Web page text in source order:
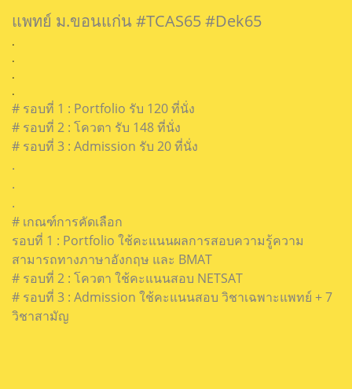
แพทย์ ม.ขอนแก่น #TCAS65 #Dek65
.
.
.
.
# รอบที่ 1 : Portfolio รับ 120 ที่นั่ง
# รอบที่ 2 : โควตา รับ 148 ที่นั่ง
# รอบที่ 3 : Admission รับ 20 ที่นั่ง
.
.
.
# เกณฑ์การคัดเลือก
รอบที่ 1 : Portfolio ใช้คะแนนผลการสอบความรู้ความ
สามารถทางภาษาอังกฤษ และ BMAT
# รอบที่ 2 : โควตา ใช้คะแนนสอบ NETSAT
# รอบที่ 3 : Admission ใช้คะแนนสอบ วิชาเฉพาะแพทย์ + 7
วิชาสามัญ